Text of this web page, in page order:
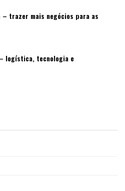
– trazer mais negócios para as
logística, tecnologia e